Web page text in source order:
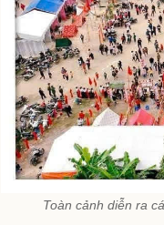
Toàn cảnh diễn ra